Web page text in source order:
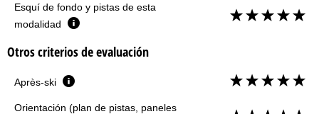
Esquí de fondo y pistas de esta
modalidad
Otros criterios de evaluación
Après-ski
Orientación (plan de pistas, paneles